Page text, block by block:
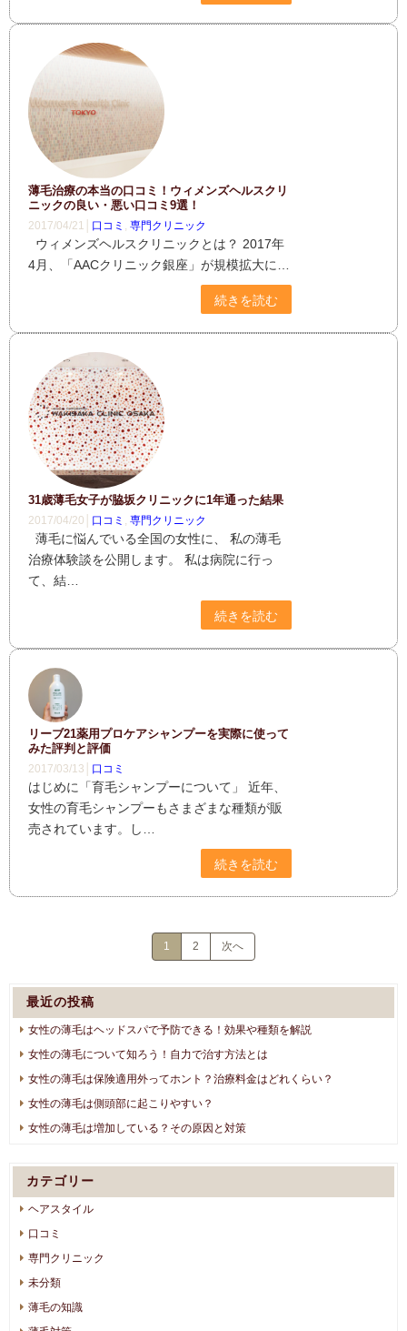
薄毛治療の本当の口コミ！ウィメンズヘルスクリ
ニックの良い・悪い口コミ9選！
2017/04/21│ 口コミ , 専門クリニック
ウィメンズヘルスクリニックとは？ 2017年
4月、「AACクリニック銀座」が規模拡大に…
続きを読む
31歳薄毛女子が脇坂クリニックに1年通った結果
2017/04/20│ 口コミ , 専門クリニック
薄毛に悩んでいる全国の女性に、 私の薄毛
治療体験談を公開します。 私は病院に行っ
て、結…
続きを読む
リーブ21薬用プロケアシャンプーを実際に使って
みた評判と評価
2017/03/13│ 口コミ
はじめに「育毛シャンプーについて」 近年、
女性の育毛シャンプーもさまざまな種類が販
売されています。し…
続きを読む
1 2 次へ
最近の投稿
女性の薄毛はヘッドスパで予防できる！効果や種類を解説
女性の薄毛について知ろう！自力で治す方法とは
女性の薄毛は保険適用外ってホント？治療料金はどれくらい？
女性の薄毛は側頭部に起こりやすい？
女性の薄毛は増加している？その原因と対策
カテゴリー
ヘアスタイル
口コミ
専門クリニック
未分類
薄毛の知識